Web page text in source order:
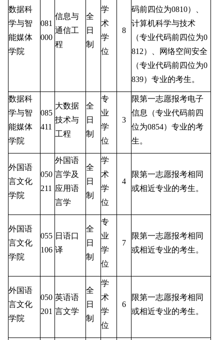
数据科
学与智
能媒体
学院
081
000
信息与
通信工
程
全
日
制
学
术
学
位
8
码前四位为0810）、
计算机科学与技术
（专业代码前四位为0
812）、网络空间安全
（专业代码前四位为0
839）专业的考生。
数据科
学与智
能媒体
学院
085
411
大数据
技术与
工程
全
日
制
专
业
学
位
3
限第一志愿报考电子
信息（专业代码前四
位为0854）专业的考
生。
外国语
言文化
学院
050
211
外国语
言学及
应用语
言学
全
日
制
学
术
学
位
4
限第一志愿报考相同
或相近专业的考生。
外国语
言文化
学院
055
106
日语口
译
全
日
制
专
业
学
位
7
限第一志愿报考相同
或相近专业的考生。
外国语
言文化
学院
050
201
英语语
言文学
全
日
制
学
术
学
位
6
限第一志愿报考相同
或相近专业的考生。